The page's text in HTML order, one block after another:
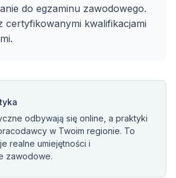
do egzaminu zawodowego.
certyfikowanymi kwalifikacjami
odbywają się online, a praktyki
w Twoim regionie. To
realne umiejętności i
zawodowe.